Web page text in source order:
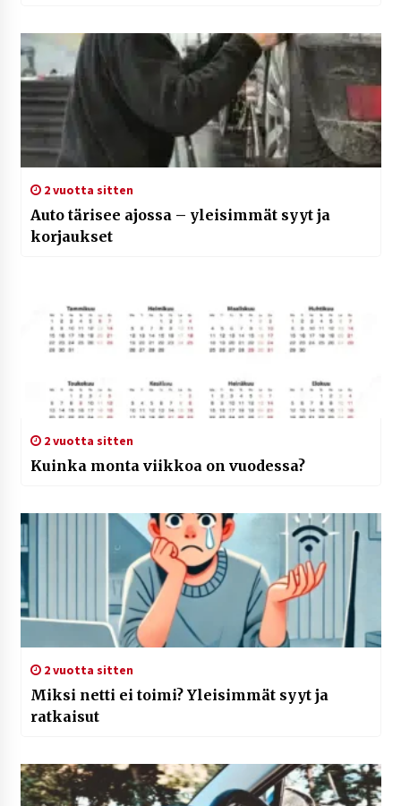
2 vuotta sitten
Auto tärisee ajossa – yleisimmät syyt ja
korjaukset
2 vuotta sitten
Kuinka monta viikkoa on vuodessa?
2 vuotta sitten
Miksi netti ei toimi? Yleisimmät syyt ja
ratkaisut